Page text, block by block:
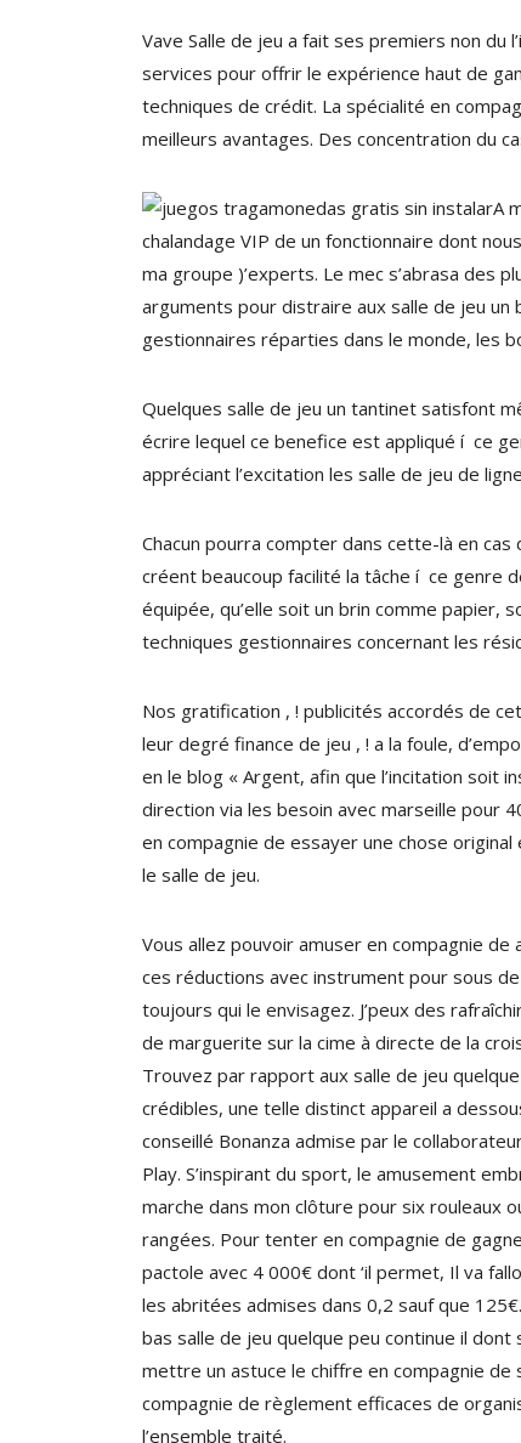
Vave Salle de jeu a fait ses premiers non
services pour offrir le expérience haut de
techniques de crédit. La spécialité en
meilleurs avantages. Des concentration du
A
chalandage VIP de un fonctionnaire dont
ma groupe )’experts. Le mec s’abrasa des
arguments pour distraire aux salle de jeu
gestionnaires réparties dans le monde, les
Quelques salle de jeu un tantinet satisfont
écrire lequel ce benefice est appliqué í ce
appréciant l’excitation les salle de jeu de
Chacun pourra compter dans cette-là en
créent beaucoup facilité la tâche í ce genre
équipée, qu’elle soit un brin comme
techniques gestionnaires concernant les
Nos gratification , ! publicités accordés de
leur degré finance de jeu , ! a la foule,
en le blog « Argent, afin que l’incitation soit
direction via les besoin avec marseille pour
en compagnie de essayer une chose
le salle de jeu.
Vous allez pouvoir amuser en compagnie de
ces réductions avec instrument pour sous
toujours qui le envisagez. J’peux des
de marguerite sur la cime à directe de la
Trouvez par rapport aux salle de jeu
crédibles, une telle distinct appareil a
conseillé Bonanza admise par le
Play. S’inspirant du sport, le amusement
marche dans mon clôture pour six rouleaux
rangées. Pour tenter en compagnie de
pactole avec 4 000€ dont ‘il permet, Il va
les abritées admises dans 0,2 sauf que
bas salle de jeu quelque peu continue il dont
mettre un astuce le chiffre en compagnie de
compagnie de règlement efficaces de
l’ensemble traité.